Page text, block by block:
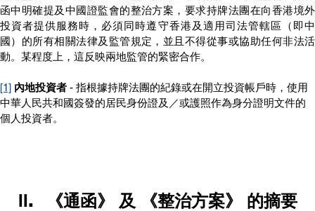
函中明確提及中國證監會的整治方案，要求持牌法團在向香港境外
投資者提供服務時，必須同時遵守香港及適用司法管轄區（即中
國）的所有相關法律及監管規定，並且不得從事或協助任何非法活
動。某程度上，這反映兩地監管的緊密合作。
[1] 內地投資者 - 指根據持牌法團的紀錄或在開立投資帳戶時，使用
中華人民共和國簽發的居民身份證及／或護照作為身分證明文件的
個人投資者。
II .	《通函》 及 《整治方案》 的摘要